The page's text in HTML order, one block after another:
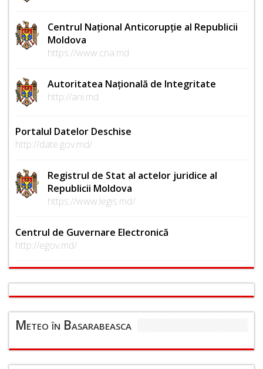
Centrul Național Anticorupție al Republicii
Moldova
https://www.cna.md
Autoritatea Națională de Integritate
http://ani.md
Portalul Datelor Deschise
http://date.gov.md/
Registrul de Stat al actelor juridice al
Republicii Moldova
https://www.legis.md/
Centrul de Guvernare Electronică
http://egov.md/
Meteo în Basarabeasca